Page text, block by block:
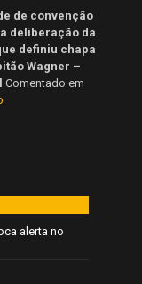
de convenção
deliberação da
definiu chapa
Wagner –
Comentado em
alerta no